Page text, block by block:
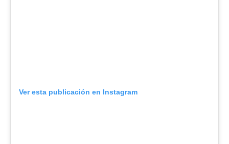
Ver esta publicación en Instagram